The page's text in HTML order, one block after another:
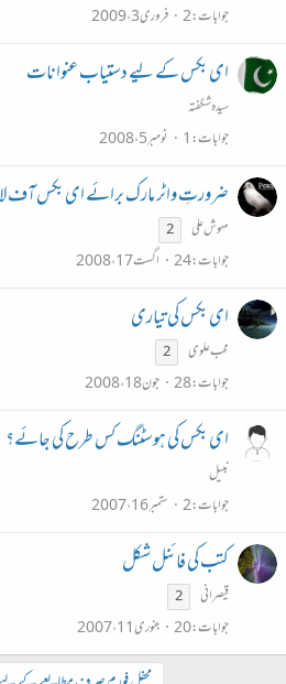
جوابات 2 فروری 3، 2009
ای بکس کے لیے دستیاب عنوانات
سیدہ شگفتہ
جوابات 1 نومبر 5، 2008
ضرورتِ واٹر مارک برائے ای بکس آف
مہوش علی 2
جوابات 24 اگست 17، 2008
ای بکس کی تیاری
محب علوی 2
جوابات 28 جون 18، 2008
ای بکس کی ہوسٹنگ کس طرح کی جائے؟
نبیل
جوابات 2 ستمبر 16، 2007
کتب کی فائنل شکل
قیصرانی 2
جوابات 20 جنوری 11، 2007